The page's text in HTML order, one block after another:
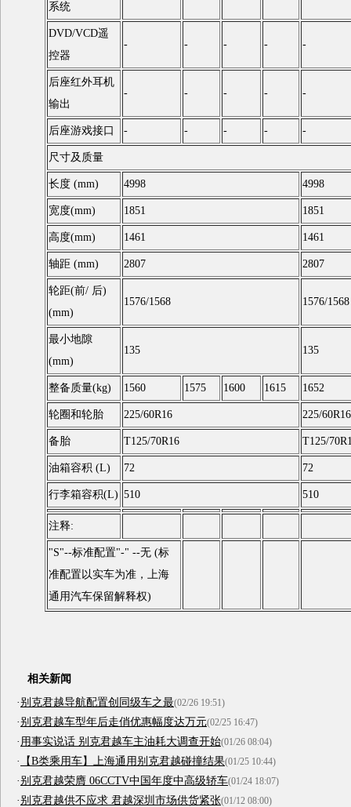
系统
DVD/VCD遥
控器
- - - - -
后座红外耳机
输出
- - - - -
后座游戏接口 - - - - -
尺寸及质量
长度 (mm) 4998 4998
宽度(mm) 1851 1851
高度(mm) 1461 1461
轴距 (mm) 2807 2807
轮距(前/ 后)
(mm)
1576/1568 1576/1568
最小地隙
(mm)
135 135
整备质量(kg) 1560 1575 1600 1615 1652
轮圈和轮胎 225/60R16 225/60R16
备胎 T125/70R16 T125/
油箱容积 (L) 72 72
行李箱容积(L) 510 510
注释:
"S"--标准配置"-" --无 (标
准配置以实车为准，上海
通用汽车保留解释权)
相关新闻
·别克君越导航配置创同级车之最(02/26 19:51)
·别克君越车型年后走俏优惠幅度达万元(02/25 16:47)
· 用事实说话 别克君越车主油耗大调查开始(01/26 08:04)
· 【B类乘用车】上海通用别克君越碰撞结果(01/25 10:44)
·别克君越荣膺 06CCTV中国年度中高级轿车(01/24 18:07)
·别克君越供不应求 君越深圳市场供货紧张(01/12 08:00)